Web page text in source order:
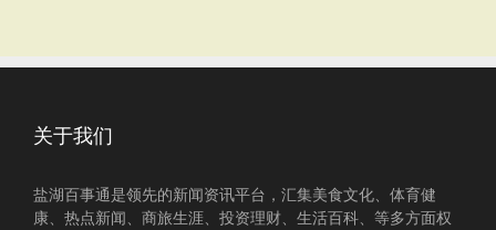
关于我们
盐湖百事通是领先的新闻资讯平台，汇集美食文化、体育健
康、热点新闻、商旅生涯、投资理财、生活百科、等多方面权